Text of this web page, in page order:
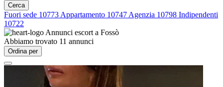
Cerca
Fuori sede 10773 Appartamento 10747 Agenzia 10798 Indipendenti
10722
Annunci escort a Fossò
Abbiamo trovato 11 annunci
Ordina per